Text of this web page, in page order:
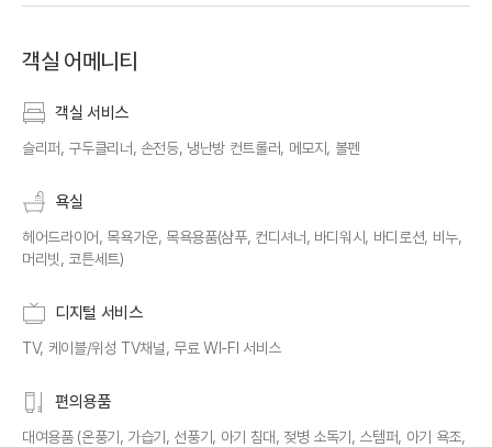
객실 어메니티
객실 서비스
슬리퍼, 구두클리너, 손전등, 냉난방 컨트롤러, 메모지, 볼펜
욕실
헤어드라이어, 목욕가운, 목욕용품(샴푸, 컨디셔너, 바디워시, 바디로션, 비누,
머리빗, 코튼세트)
디지털 서비스
TV, 케이블/위성 TV채널, 무료 WI-FI 서비스
편의용품
대여용품 (온풍기, 가습기, 선풍기, 아기 침대, 젖병 소독기, 스템퍼, 아기 욕조,